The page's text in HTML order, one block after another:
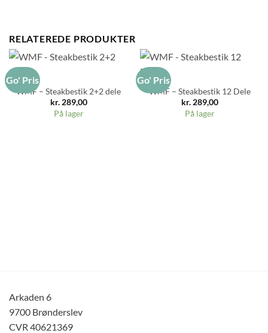
RELATEREDE PRODUKTER
Go' Pris
WMF – Steakbestik 2+2 dele
kr.289,00
På lager
Go' Pris
WMF – Steakbestik 12 Dele
kr.289,00
På lager
Arkaden 6
9700 Brønderslev
CVR 40621369